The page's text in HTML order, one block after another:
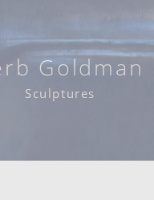
Goldman
Sculptures